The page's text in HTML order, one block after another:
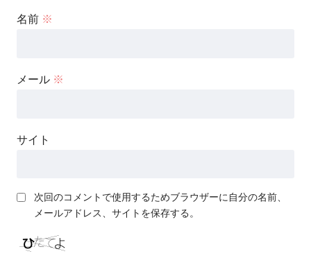
名前 ※
メール ※
サイト
次回のコメントで使用するためブラウザーに自分の名前、
メールアドレス、サイトを保存する。